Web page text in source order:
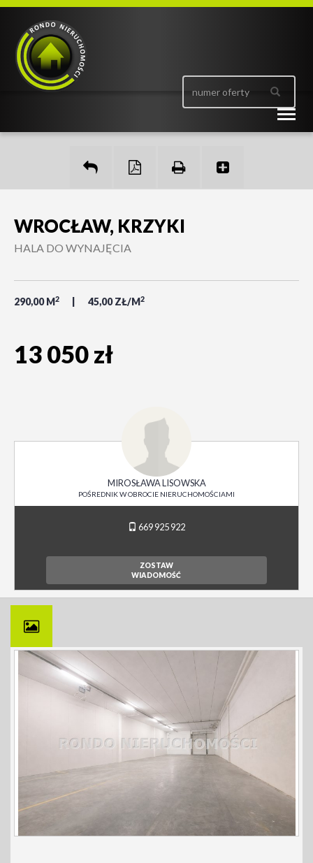
WROCŁAW, KRZYKI
HALA DO WYNAJĘCIA
290,00 M2 45,00 ZŁ/M2
13 050 zł
MIROSŁAWA LISOWSKA
POŚREDNIK W OBROCIE NIERUCHOMOŚCIAMI
669 925 922
ZOSTAW
WIADOMOŚĆ